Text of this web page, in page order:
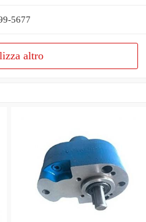
5677
altro